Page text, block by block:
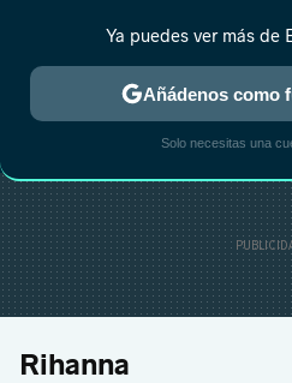
ESTRENOS REALITY
Rihanna
Ya puedes ver más de
Añádenos como
Solo necesitas una